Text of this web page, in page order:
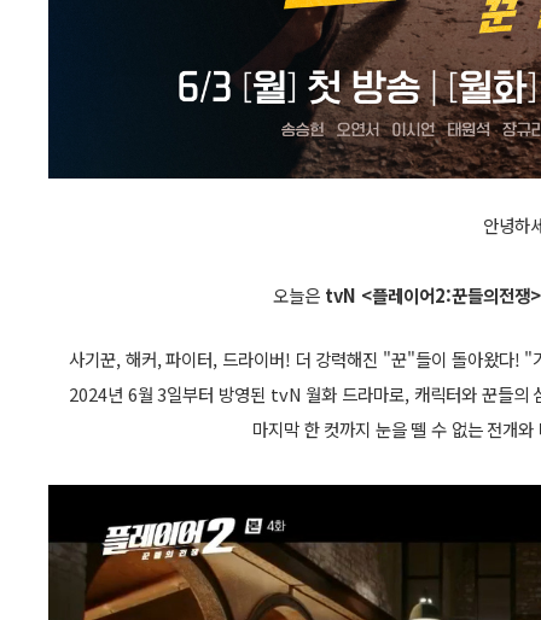
안녕하
오늘은 tvN <플레이어2:꾼들의전쟁>
사기꾼, 해커, 파이터, 드라이버! 더 강력해진 "꾼"들이 돌아왔다!
2024년 6월 3일부터 방영된 tvN 월화 드라마로, 캐릭터와 꾼들의
마지막 한 컷까지 눈을 뗄 수 없는 전개